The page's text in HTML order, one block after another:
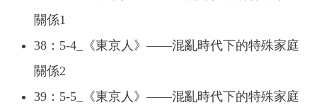
關係1
38：5-4_《東京人》——混亂時代下的特殊家庭
關係2
39：5-5_《東京人》——混亂時代下的特殊家庭